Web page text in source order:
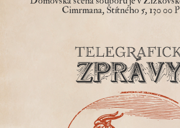
Cimrmana, Štítného 5, 130 00